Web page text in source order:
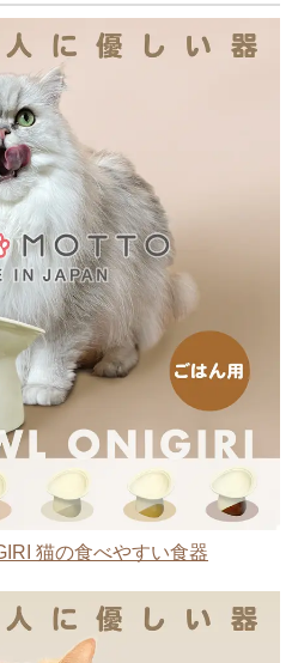
猫の食べやすい食器